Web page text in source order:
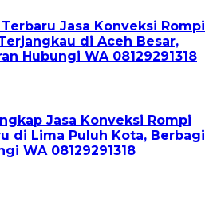
Jasa Konveksi Rompi
di Aceh Besar,
Hubungi WA 08129291318
Jasa Konveksi Rompi
di Lima Puluh Kota, Berbagi
WA 08129291318